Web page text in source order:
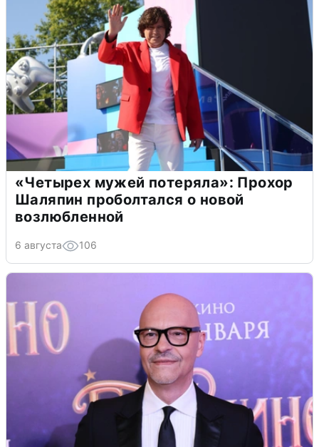
«Четырех мужей потеряла»: Прохор
Шаляпин проболтался о новой
возлюбленной
6 августа 106